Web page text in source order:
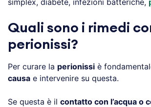
Quali sono i rimedi
perionissi?
Per curare la perionissi è
causa e intervenire su questa.
Se questa è il contatto con l’acqua o